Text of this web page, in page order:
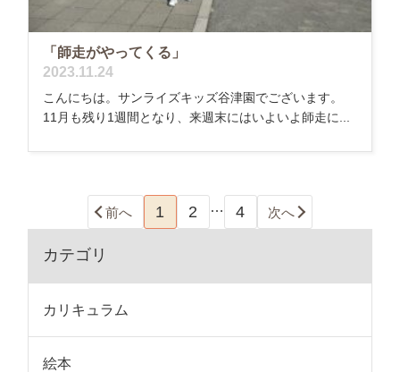
「師走がやってくる」
2023.11.24
こんにちは。サンライズキッズ谷津園でございます。
11月も残り1週間となり、来週末にはいよいよ師走に...
前へ 1 2 … 4 次へ
カテゴリ
カリキュラム
絵本